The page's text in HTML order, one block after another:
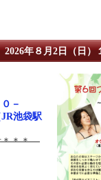
年８月2日（日）
－
JR池袋駅
＊＊＊